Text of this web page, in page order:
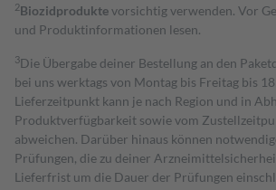
2Biozidproduktevorsichtig verwenden. Vor
und Produktinformationen lesen.
3Die Übergabe deiner Bestellung an den
bei uns werktags von Montag bis Freitag bis
Lieferzeitpunkt kann je nach Region und in
Produktverfügbarkeit sowie vom
abweichen. Darüber hinaus können
Prüfungen, die zu deiner
Lieferfrist um die Dauer der Prüfungen